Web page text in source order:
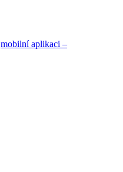
mobilní aplikaci –